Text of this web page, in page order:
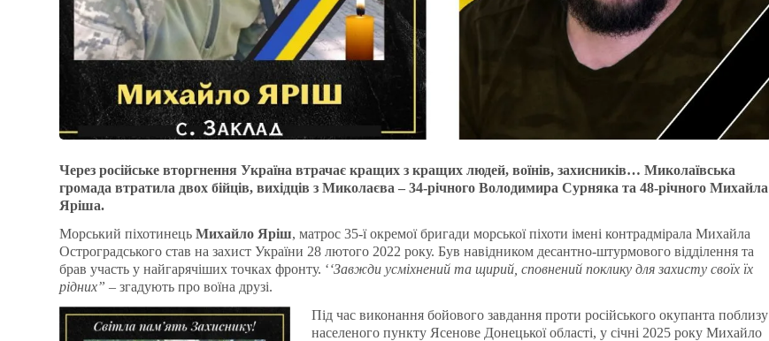
Через російське вторгнення Україна втрачає кращих з кращих людей, воїнів, захисників… Миколаївська
громада втратила двох бійців, вихідців з Миколаєва – 34-річного Володимира Сурняка та 48-річного Михайла
Яріша.
Морський піхотинець Михайло Яріш, матрос 35-ї окремої бригади морської піхоти імені контрадмірала Михайла
Остроградського став на захист України 28 лютого 2022 року. Був навідником десантно-штурмового відділення та
брав участь у найгарячіших точках фронту. ‘‘Завжди усміхнений та щирий, сповнений поклику для захисту своїх їх
рідних” – згадують про воїна друзі.
Під час виконання бойового завдання проти російського окупанта поблизу
населеного пункту Ясенове Донецької області, у січні 2025 року Михайло